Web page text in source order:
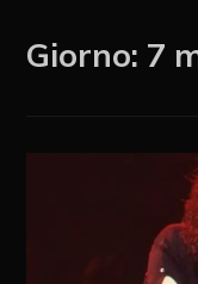
Giorno: 7